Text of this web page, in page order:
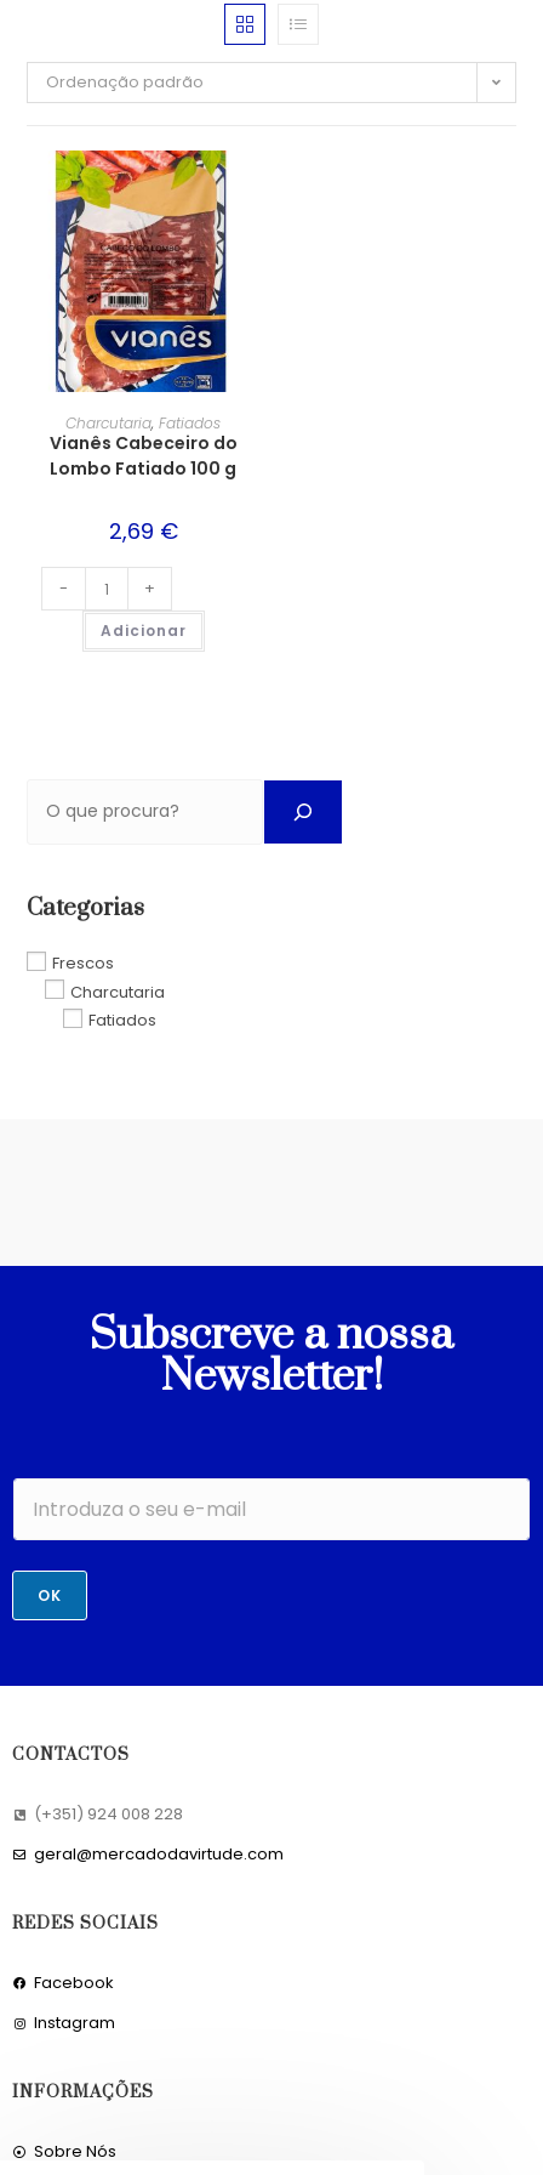
Ordenação padrão
Charcutaria,Fatiados
Vianês Cabeceiro do
Lombo Fatiado 100 g
2,69 €
- +
Adicionar
Categorias
Frescos
Charcutaria
Fatiados
Subscreve a nossa
Newsletter!
OK
CONTACTOS
(+351) 924 008 228
geral@mercadodavirtude.com
REDES SOCIAIS
Facebook
Instagram
INFORMAÇÕES
Sobre Nós